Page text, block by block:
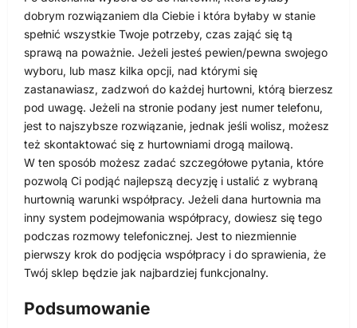
dobrym rozwiązaniem dla Ciebie i która byłaby w stanie
spełnić wszystkie Twoje potrzeby, czas zająć się tą
sprawą na poważnie. Jeżeli jesteś pewien/pewna swojego
wyboru, lub masz kilka opcji, nad którymi się
zastanawiasz, zadzwoń do każdej hurtowni, którą bierzesz
pod uwagę. Jeżeli na stronie podany jest numer telefonu,
jest to najszybsze rozwiązanie, jednak jeśli wolisz, możesz
też skontaktować się z hurtowniami drogą mailową.
W ten sposób możesz zadać szczegółowe pytania, które
pozwolą Ci podjąć najlepszą decyzję i ustalić z wybraną
hurtownią warunki współpracy. Jeżeli dana hurtownia ma
inny system podejmowania współpracy, dowiesz się tego
podczas rozmowy telefonicznej. Jest to niezmiennie
pierwszy krok do podjęcia współpracy i do sprawienia, że
Twój sklep będzie jak najbardziej funkcjonalny.
Podsumowanie